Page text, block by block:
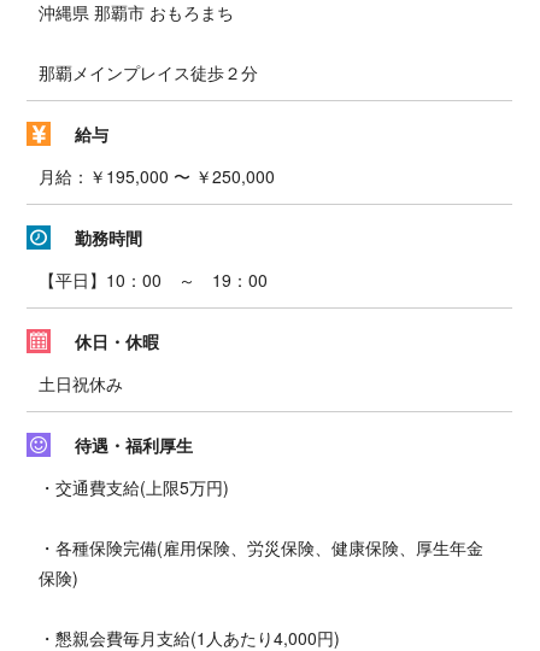
沖縄県 那覇市 おもろまち
那覇メインプレイス徒歩２分
給与
月給：￥195,000 〜 ￥250,000
勤務時間
【平日】10：00 ～ 19：00
休日・休暇
土日祝休み
待遇・福利厚生
・交通費支給(上限5万円)
・各種保険完備(雇用保険、労災保険、健康保険、厚生年金
保険)
・懇親会費毎月支給(1人あたり4,000円)